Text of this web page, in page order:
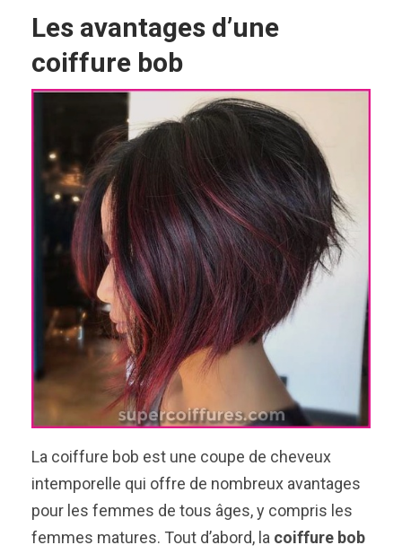
Les avantages d’une
coiffure bob
La coiffure bob est une coupe de cheveux
intemporelle qui offre de nombreux avantages
pour les femmes de tous âges, y compris les
femmes matures. Tout d’abord, la coiffure bob